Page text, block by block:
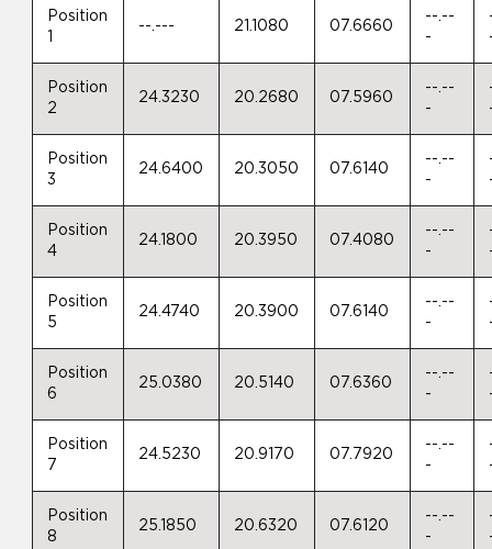
Position
--.--- 21.1080 07.6660
--.--
-
Position
2
24.3230 20.2680 07.5960
--.--
-
Position
3
24.6400 20.3050 07.6140
--.--
-
Position
4
24.1800 20.3950 07.4080
--.--
-
Position
5
24.4740 20.3900 07.6140
--.--
-
Position
6
25.0380 20.5140 07.6360
--.--
-
Position
7
24.5230 20.9170 07.7920
--.--
-
Position
8
25.1850 20.6320 07.6120
--.--
-